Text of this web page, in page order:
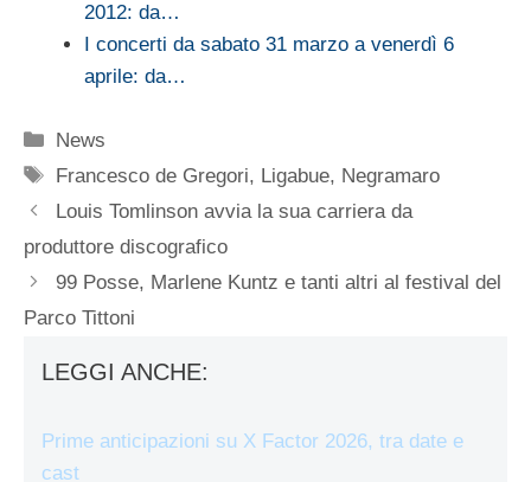
2012: da…
I concerti da sabato 31 marzo a venerdì 6
aprile: da…
Categorie
News
Tag
Francesco de Gregori, Ligabue, Negramaro
Louis Tomlinson avvia la sua carriera da
produttore discografico
99 Posse, Marlene Kuntz e tanti altri al festival del
Parco Tittoni
LEGGI ANCHE:
Prime anticipazioni su X Factor 2026, tra date e
cast